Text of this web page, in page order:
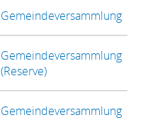
Gemeindeversammlung
Gemeindeversammlung
(Reserve)
Gemeindeversammlung